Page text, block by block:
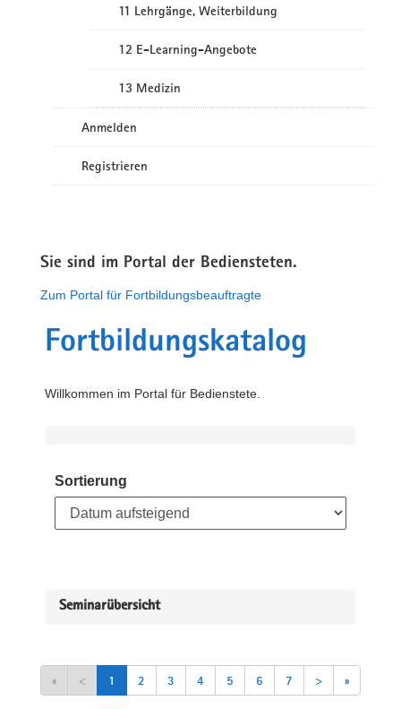
11 Lehrgänge, Weiterbildung
12 E-Learning-Angebote
13 Medizin
Anmelden
Registrieren
Sie sind im Portal der Bediensteten.
Zum Portal für Fortbildungsbeauftragte
Fortbildungskatalog
Willkommen im Portal für Bedienstete.
Sortierung
Seminarübersicht
« < 1 2 3 4 5 6 7 > »